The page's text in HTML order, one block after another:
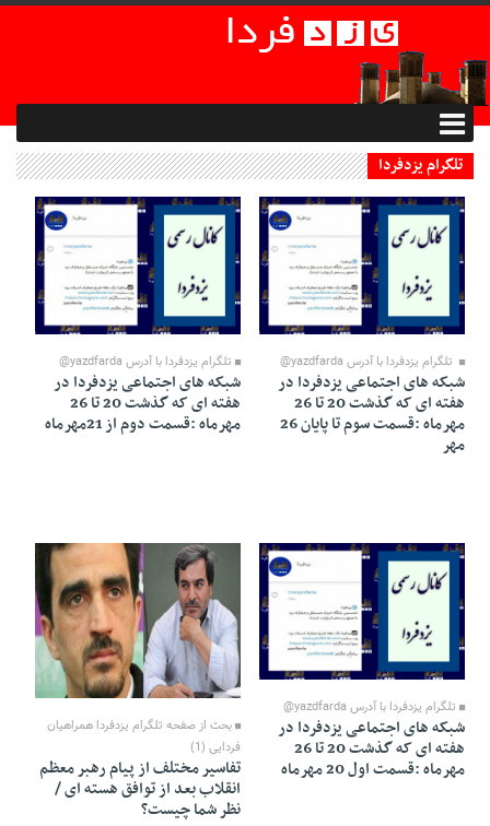
تلگرام یزدفردا
26 Mehr 1398 - 22:30
تلگرام یزدفردا با آدرس yazdfarda@
شبکه های اجتماعی یزدفردا در
هفته ای که گذشت 20 تا 26
مهرماه :قسمت سوم تا پایان 26
مهر
26 Mehr 1398 - 21:40
تلگرام یزدفردا با آدرس yazdfarda@
شبکه های اجتماعی یزدفردا در
هفته ای که گذشت 20 تا 26
مهرماه :قسمت دوم از 21مهرماه
26 Mehr 1398 - 18:35
تلگرام یزدفردا با آدرس yazdfarda@
شبکه های اجتماعی یزدفردا در
هفته ای که گذشت 20 تا 26
مهرماه :قسمت اول 20 مهرماه
26 Tir 1394 - 15:02
بحث از صفحه تلگرام یزدفردا همراهیان
فردایی (1)
تفاسیر مختلف از پیام رهبر معظم
انقلاب بعد از توافق هسته ای /
نظر شما چیست؟